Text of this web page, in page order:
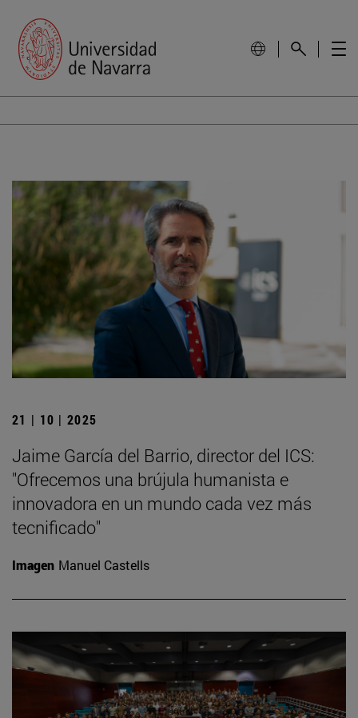
21 | 10 | 2025
Jaime García del Barrio, director del ICS:
"Ofrecemos una brújula humanista e
innovadora en un mundo cada vez más
tecnificado"
Imagen Manuel Castells